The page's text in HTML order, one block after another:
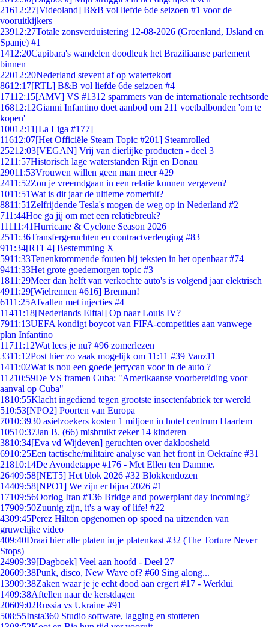
21612:27[Videoland] B&B vol liefde 6de seizoen #1 voor de
vooruitkijkers
23912:27Totale zonsverduistering 12-08-2026 (Groenland, IJsland en
Spanje) #1
1412:20Capibara's wandelen doodleuk het Braziliaanse parlement
binnen
22012:20Nederland stevent af op watertekort
8612:17[RTL] B&B vol liefde 6de seizoen #4
17112:15[AMV] VS #1312 spammers van de internationale rechtsorde
16812:12Gianni Infantino doet aanbod om 211 voetbalbonden 'om te
kopen'
10012:11 [La Liga #177]
11612:07[Het Officiële Steam Topic #201] Steamrolled
25212:03[VEGAN] Vrij van dierlijke producten - deel 3
1211:57Historisch lage waterstanden Rijn en Donau
29011:53Vrouwen willen geen man meer #29
2411:52Zou je vreemdgaan in een relatie kunnen vergeven?
1011:51Wat is dit jaar de ultieme zomerhit?
8811:51 Zelfrijdende Tesla's mogen de weg op in Nederland #2
711:44Hoe ga jij om met een relatiebreuk?
11111:41Hurricane & Cyclone Season 2026
2511:36Transfergeruchten en contractverlenging #83
911:34[RTL4] Bestemming X
5911:33Tenenkrommende fouten bij teksten in het openbaar #74
9411:33Het grote goedemorgen topic #3
1811:29Meer dan helft van verkochte auto's is volgend jaar elektrisch
4911:29[Wielrennen #616] Brennan!
6111:25Afvallen met injecties #4
11411:18[Nederlands Elftal] Op naar Louis IV?
7911:13UEFA kondigt boycot van FIFA-competities aan vanwege
plan Infantino
11711:12Wat lees je nu? #96 zomerlezen
3311:12Post hier zo vaak mogelijk om 11:11 #39 Vanz11
1411:02Wat is nou een goede jerrycan voor in de auto ?
11210:59De VS framen Cuba: "Amerikaanse voorbereiding voor
aanval op Cuba"
1810:55Klacht ingediend tegen grootste insectenfabriek ter wereld
510:53[NPO2] Poorten van Europa
7010:3930 asielzoekers kosten 1 miljoen in hotel centrum Haarlem
10510:37Jan B. (66) misbruikt zeker 14 kinderen
3810:34[Eva vd Wijdeven] geruchten over dakloosheid
6910:25Een tactische/militaire analyse van het front in Oekraïne #31
21810:14De Avondetappe #176 - Met Ellen ten Damme.
26409:58[NET5] Het blok 2026 #32 Blokkendozen
14409:58[NPO1] We zijn er bijna 2026 #1
17109:56Oorlog Iran #136 Bridge and powerplant day incoming?
17909:50Zuunig zijn, it's a way of life! #22
4309:45Perez Hilton opgenomen op spoed na uitzenden van
gruwelijke video
409:40Draai hier alle platen in je platenkast #32 (The Torture Never
Stops)
24909:39[Dagboek] Veel aan hoofd - Deel 27
20609:38Punk, disco, New Wave of? #60 Sing along...
13909:38Zaken waar je je echt dood aan ergert #17 - Werklui
1409:38Aftellen naar de kerstdagen
20609:02Russia vs Ukraine #91
508:55Insta360 Studio software, lagging en stotteren